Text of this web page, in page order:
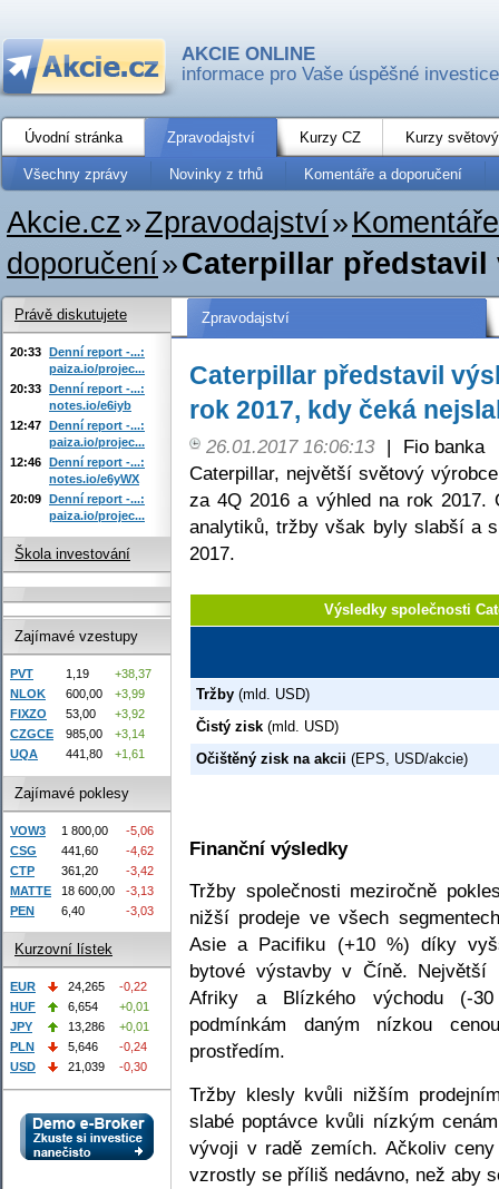
AKCIE ONLINE
informace pro Vaše úspěšné investice
Úvodní stránka Zpravodajství Kurzy CZ Kurzy
Všechny zprávy Novinky z trhů Komentáře a doporučení
Akcie.cz»Zpravodajství»
doporučení»Caterpillar představil
Zpravodajství
Caterpillar představil
rok 2017, kdy čeká
26.01.2017 16:06:13 |
Fio banka
Caterpillar, největší světový
za 4Q 2016 a výhled na rok 2017.
analytiků, tržby však byly slabší a
2017.
Výsledky společnosti
Tržby (mld. USD)
Čistý zisk (mld. USD)
Očištěný zisk na akcii (EPS, USD/akcie)
Finanční výsledky
Tržby společnosti meziročně
nižší prodeje ve všech
Asie a Pacifiku (+10 %) díky
bytové výstavby v Číně. Největší
Afriky a Blízkého východu (-
podmínkám daným nízkou
prostředím.
Tržby klesly kvůli nižším
slabé poptávce kvůli nízkým
vývoji v radě zemích. Ačkoliv
vzrostly se příliš nedávno, než aby
Právě diskutujete
20:33 Denní report -...:
paiza.io/projec...
20:33 Denní report -...:
notes.io/e6iyb
12:47 Denní report -...:
paiza.io/projec...
12:46 Denní report -...:
notes.io/e6yWX
20:09 Denní report -...:
paiza.io/projec...
Škola investování
Zajímavé vzestupy
PVT 1,19
+38,37
NLOK
600,00
+3,99
FIXZO
53,00
+3,92
CZGCE
985,00
+3,14
UQA
441,80 +1,61
Zajímavé poklesy
VOW3 1 800,00
-5,06
CSG
441,60
-4,62
CTP
361,20
-3,42
MATTE
18 600,00
-3,13
PEN
6,40 -3,03
Kurzovní lístek
EUR 24,265
-0,22
HUF
6,654
+0,01
JPY
13,286
+0,01
PLN
5,646
-0,24
USD
21,039 -0,30